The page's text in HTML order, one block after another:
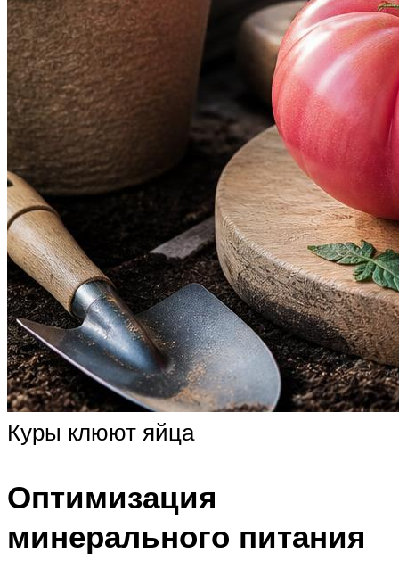
Куры клюют яйца
Оптимизация
минерального питания